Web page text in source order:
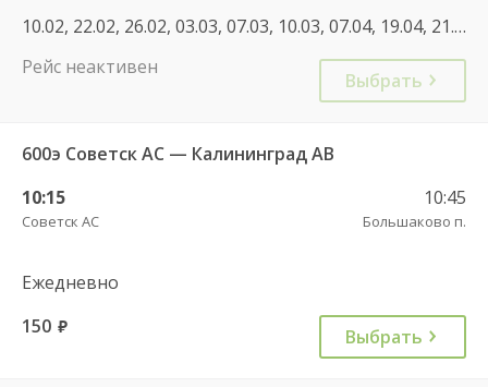
10.02, 22.02, 26.02, 03.03, 07.03, 10.03, 07.04, 19.04, 21.04, 28.04, 01.05, 19.08, 24.09, 06.10, 13.10, 15.10, 03.11, 20.11, 31.12
Рейс неактивен
Выбрать
600э Советск АС — Калининград АВ
10:15
Советск АС
10:45
Большаково п.
Ежедневно
150 руб. Выбрать